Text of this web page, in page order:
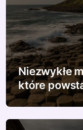
u
Niezwykłe
które